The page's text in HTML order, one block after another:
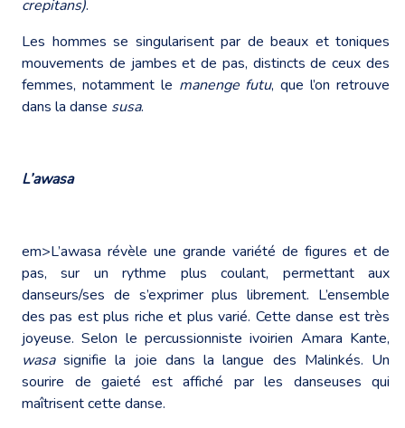
crepitans).
Les hommes se singularisent par de beaux et toniques
mouvements de jambes et de pas, distincts de ceux des
femmes, notamment le manenge futu, que l’on retrouve
dans la danse susa.
L’awasa
em>L’awasa révèle une grande variété de figures et de
pas, sur un rythme plus coulant, permettant aux
danseurs/ses de s’exprimer plus librement. L’ensemble
des pas est plus riche et plus varié. Cette danse est très
joyeuse. Selon le percussionniste ivoirien Amara Kante,
wasasignifie la joie dans la langue des Malinkés. Un
sourire de gaieté est affiché par les danseuses qui
maîtrisent cette danse.